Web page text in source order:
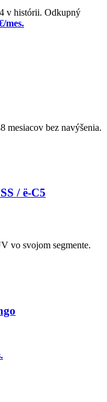
v histórii. Odkupný
mes.
mesiacov bez navýšenia.
/ ë-C5
vo svojom segmente.